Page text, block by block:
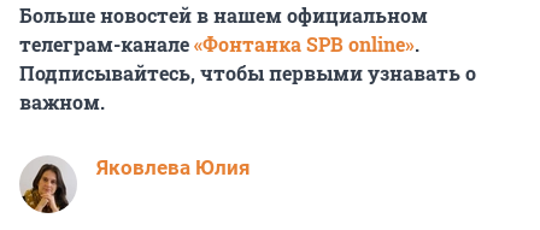
Больше новостей в нашем официальном
телеграм-канале«Фонтанка SPB online».
Подписывайтесь, чтобы первыми узнавать о
важном.
Яковлева Юлия